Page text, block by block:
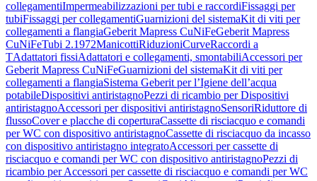
collegamentiImpermeabilizzazioni per tubi e raccordiFissaggi per
tubiFissaggi per collegamentiGuarnizioni del sistemaKit di viti per
collegamenti a flangiaGeberit Mapress CuNiFeGeberit Mapress
CuNiFeTubi 2.1972ManicottiRiduzioniCurveRaccordi a
TAdattatori fissiAdattatori e collegamenti, smontabiliAccessori per
Geberit Mapress CuNiFeGuarnizioni del sistemaKit di viti per
collegamenti a flangiaSistema Geberit per l’Igiene dell’acqua
potabileDispositivi antiristagnoPezzi di ricambio per Dispositivi
antiristagnoAccessori per dispositivi antiristagnoSensoriRiduttore di
flussoCover e placche di coperturaCassette di risciacquo e comandi
per WC con dispositivo antiristagnoCassette di risciacquo da incasso
con dispositivo antiristagno integratoAccessori per cassette di
risciacquo e comandi per WC con dispositivo antiristagnoPezzi di
ricambio per Accessori per cassette di risciacquo e comandi per WC